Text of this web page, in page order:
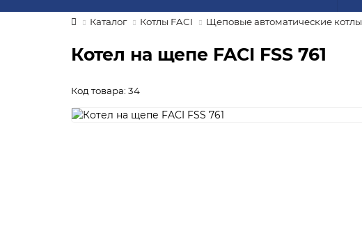
Каталог Котлы FACI Щеповые автоматические котлы
Котел на щепе FACI FSS 761
Код товара: 34